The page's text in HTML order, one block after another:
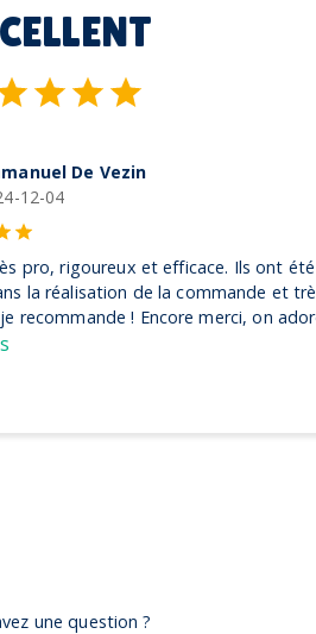
et efficace. Ils ont été très
de la commande et très à
! Encore merci, on adore nos
une question ?